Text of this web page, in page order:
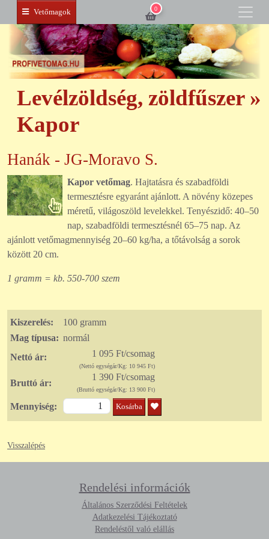
Vetőmagok 0
Levélzöldség, zöldfűszer »
Kapor
Hanák - JG-Moravo S.
Kapor vetőmag. Hajtatásra és szabadföldi
termesztésre egyaránt ajánlott. A növény közepes
méretű, világoszöld levelekkel. Tenyészidő: 40–50
nap, szabadföldi termesztésnél 65–75 nap. Az
ajánlott vetőmagmennyiség 20–60 kg/ha, a tőtávolság a sorok
között 20 cm.
1 gramm = kb. 550-700 szem
Kiszerelés:
100 gramm
Mag típusa: normál
Nettó ár:
1 095 Ft/csomag
(Nettó egységár/Kg: 10 945 Ft)
Bruttó ár:
1 390 Ft/csomag
(Bruttó egységár/Kg: 13 900 Ft)
Mennyiség: Kosárba
Visszalépés
Rendelési információk
Általános Szerződési Feltételek
Adatkezelési Tájékoztató
Rendeléstől való elállás